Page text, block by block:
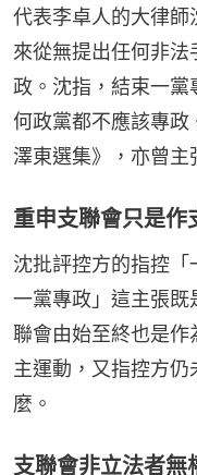
代表李卓人的大律
來從無提出任何非
政。沈指，結束一
何政黨都不應該專
澤東選集》，亦曾主
重申支聯會只是作
沈批評控方的指控
一黨專政」這主張既
聯會由始至終也是作
主運動，又指控方
麼。
支聯會非立法者無